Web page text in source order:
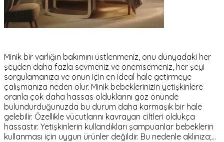
Minik bir varlığın bakımını üstlenmeniz, onu dünyadaki her
şeyden daha fazla sevmeniz ve önemsemeniz, her şeyi
sorgulamanıza ve onun için en ideal hale getirmeye
çalışmanıza neden olur. Minik bebeklerinizin yetişkinlere
oranla çok daha hassas olduklarını göz önünde
bulundurduğunuzda bu durum daha karmaşık bir hale
gelebilir. Özellikle vücutlarını kavrayan ciltleri oldukça
hassastır. Yetişkinlerin kullandıkları şampuanlar bebeklerin
kullanması için uygun ürünler değildir. Bu nedenle aklınıza;…